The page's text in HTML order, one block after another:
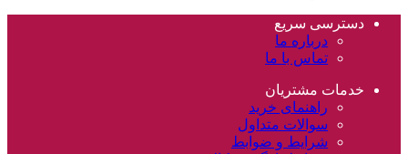
دسترسی سریع
درباره ما
تماس با ما
خدمات مشتریان
راهنمای خرید
سوالات متداول
شرایط و ضوابط